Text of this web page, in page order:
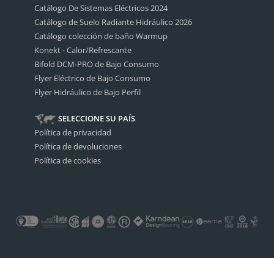
Catálogo De Sistemas Eléctricos 2024
Catálogo de Suelo Radiante Hidráulico 2026
Catálogo colección de baño Warmup
Konekt - Calor/Refrescante
Bifold DCM-PRO de Bajo Consumo
Flyer Eléctrico de Bajo Consumo
Flyer Hidráulico de Bajo Perfil
SELECCIONE SU PAÍS
Política de privacidad
Política de devoluciones
Política de cookies